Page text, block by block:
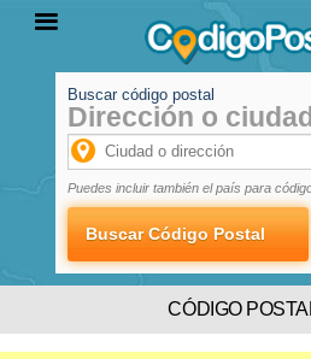
PROVINCIAS
LOCALIDADES
Buscar código postal
Dirección o
Puedes incluir también el país para
CÓDIGO